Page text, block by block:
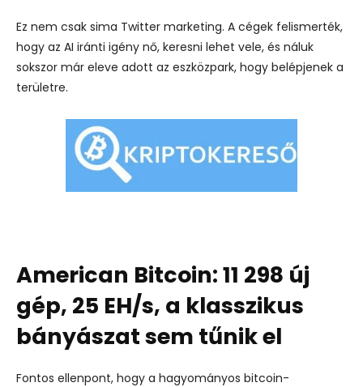
Ez nem csak sima Twitter marketing. A cégek felismerték,
hogy az AI iránti igény nő, keresni lehet vele, és náluk
sokszor már eleve adott az eszközpark, hogy belépjenek a
területre.
American Bitcoin: 11 298 új
gép, 25 EH/s, a klasszikus
bányászat sem tűnik el
Fontos ellenpont, hogy a hagyományos bitcoin-